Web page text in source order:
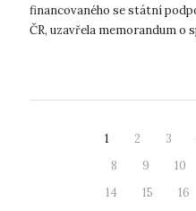
financovaného se státní
ČR, uzavřela memorandum o
1 2 3
8
9 10
14
15 16